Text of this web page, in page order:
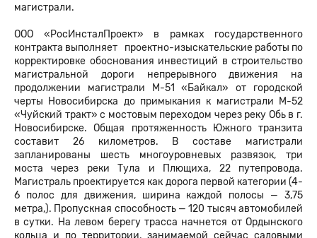
магистрали.
ООО «РосИнсталПроект» в рамках государственного
контракта выполняет проектно-изыскательские работы по
корректировке обоснования инвестиций в строительство
магистральной дороги непрерывного движения на
продолжении магистрали М-51 «Байкал» от городской
черты Новосибирска до примыкания к магистрали М-52
«Чуйский тракт» с мостовым переходом через реку Обь в г.
Новосибирске. Общая протяженность Южного транзита
составит 26 километров. В составе магистрали
запланированы шесть многоуровневых развязок, три
моста через реки Тула и Плющиха, 22 путепровода.
Магистраль проектируется как дорога первой категории (4-
6 полос для движения, ширина каждой полосы — 3,75
метра,). Пропускная способность — 120 тысяч автомобилей
в сутки. На левом берегу трасса начнется от Ордынского
кольца и по территории, занимаемой сейчас садовыми